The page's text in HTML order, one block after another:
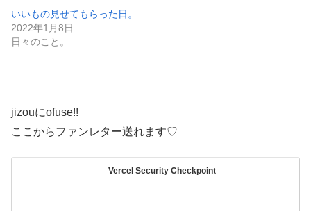
いいもの見せてもらった日。
2022年1月8日
日々のこと。
jizouにofuse!!
ここからファンレター送れます♡
Vercel Security Checkpoint